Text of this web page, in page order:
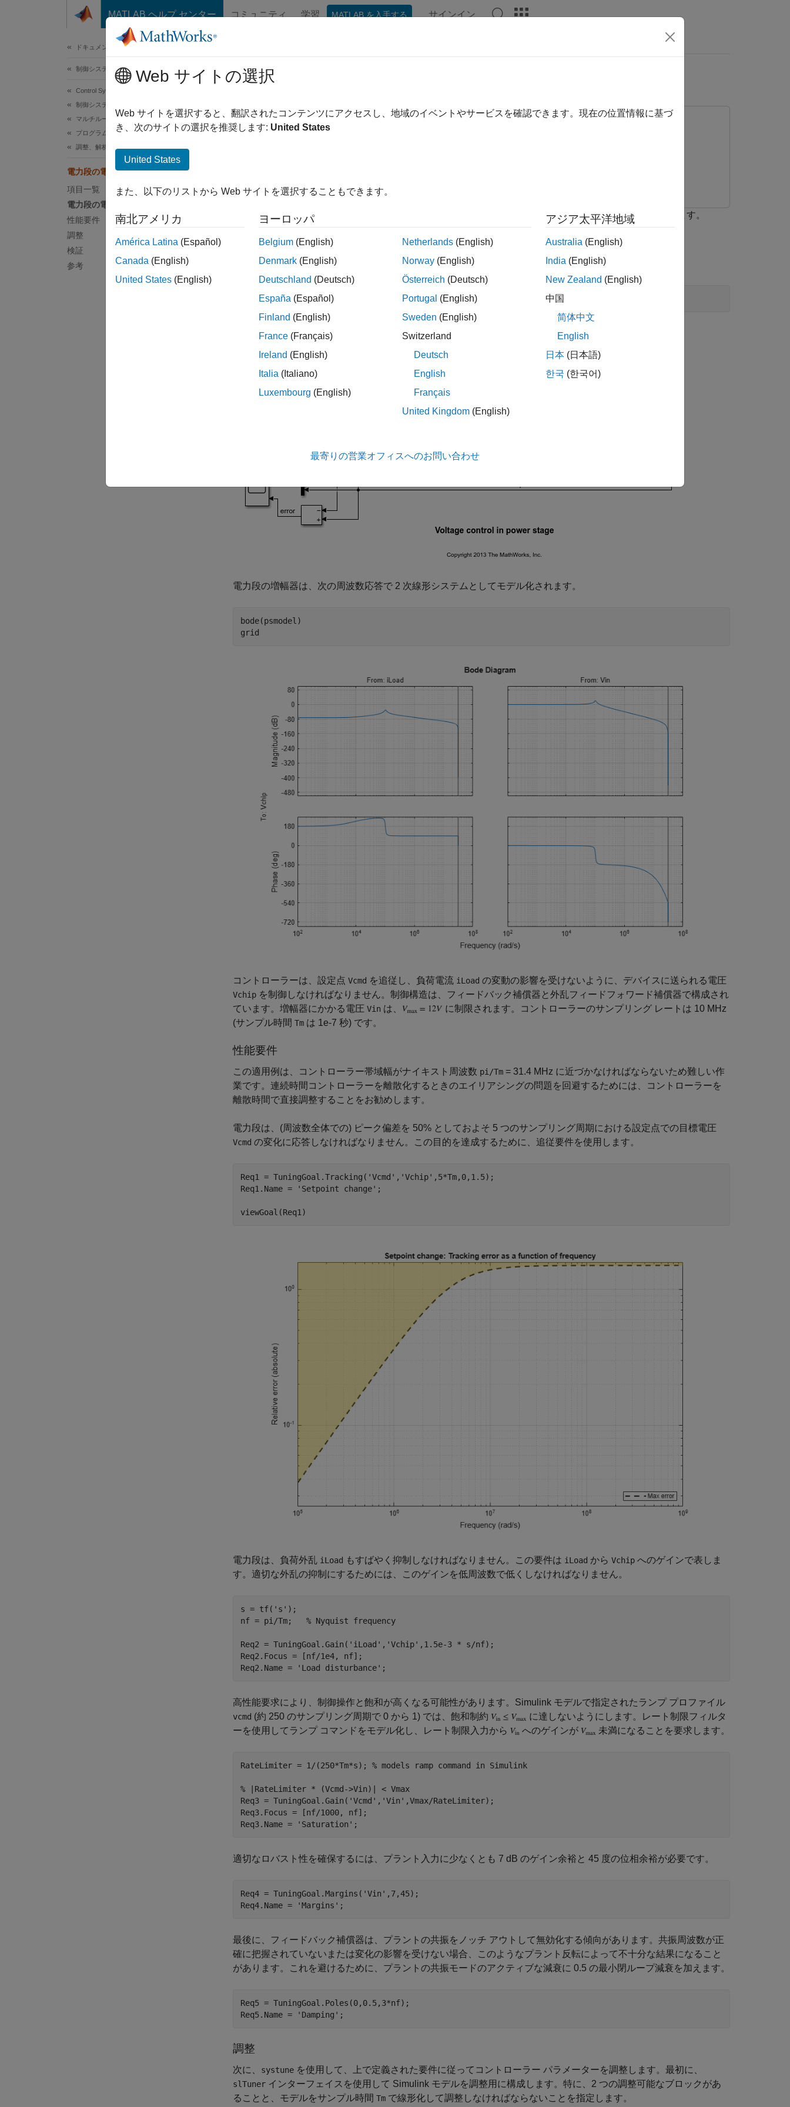
コンテンツへスキップ
MATLAB ヘルプ センター コミュニティ 学習 MATLAB を入手する サインイン
ドキュメンテーションのホーム
制御システム
Control System Toolbox
制御システムの設計と調整
マルチループの多目的調整
プログラムによる調整
調整、解析、検証
電力段の電圧のデジタル制御
項目一覧
電力段の電圧制御
性能要件
調整
検証
参考
電力段の電圧のデジタル制御
この例では次を使用します。
この例では、サンプリング周波数に近い帯域幅で高性能デジタル コントローラーを調整する方法を説明します。
電力段の電圧制御
Simulink® を使用して、電子デバイスの電力段の電圧コントローラーをモデル化します。
open_system('rct_powerstage'
電力段の増幅器は、次の周波数応答で 2 次線形システムとしてモデル化されます。
bode(psmodel)
コントローラーは、設定点 Vcmd を追従し、負荷電流 iLoad の変動の影響を受けないように、デバイスに送られる電圧
Vchip を制御しなければなりません。制御構造は、フィードバック補償器と外乱フィードフォワード補償器で構成され
ています。増幅器にかかる電圧 Vin は、
に制限されます。コントローラーのサンプリング レートは 10 MHz
(サンプル時間 Tm は 1e-7 秒) です。
性能要件
この適用例は、コントローラー帯域幅がナイキスト周波数 pi/Tm = 31.4 MHz に近づかなければならないため難しい作
業です。連続時間コントローラーを離散化するときのエイリアシングの問題を回避するためには、コントローラーを
離散時間で直接調整することをお勧めします。
電力段は、(周波数全体での) ピーク偏差を 50% としておよそ 5 つのサンプリング周期における設定点での目標電圧
Vcmd の変化に応答しなければなりません。この目的を達成するために、追従要件を使用します。
Req1 = TuningGoal.Tracking( 'Vcmd' , 'Vchip' ,5*Tm,0,1.5);
Req1.Name =
'Setpoint change' ;
電力段は、負荷外乱 iLoad もすばやく抑制しなければなりません。この要件は iLoad から Vchip へのゲインで表しま
す。適切な外乱の抑制にするためには、このゲインを低周波数で低くしなければなりません。
s = tf( 's' );
nf = pi/Tm; % Nyquist frequency
Req2 = TuningGoal.Gain( 'iLoad' , 'Vchip' ,1.5e-3 * s/nf);
Req2.Focus = [nf/1e4, nf];
Req2.Name =
'Load disturbance'
高性能要求により、制御操作と飽和が高くなる可能性があります。Simulink モデルで指定されたランプ プロファイル
vcmd (約 250 のサンプリング周期で 0 から 1) では、飽和制約
に達しないようにします。レート制限フィルタ
ーを使用してランプ コマンドをモデル化し、レート制限入力から
へのゲインが 未満になることを要求します。
RateLimiter = 1/(250*Tm*s); % models ramp command in Simulink
% |RateLimiter * (Vcmd->Vin)| < Vmax
Req3 = TuningGoal.Gain( 'Vcmd' , 'Vin' ,Vmax/RateLimiter);
Req3.Focus = [nf/1000, nf];
Req3.Name =
'Saturation'
適切なロバスト性を確保するには、プラント入力に少なくとも 7 dB のゲイン余裕と 45 度の位相余裕が必要です。
Req4 = TuningGoal.Margins( 'Vin' ,7,45);
Req4.Name =
'Margins'
最後に、フィードバック補償器は、プラントの共振をノッチ アウトして無効化する傾向があります。共振周波数が正
確に把握されていないまたは変化の影響を受けない場合、このようなプラント反転によって不十分な結果になること
があります。これを避けるために、プラントの共振モードのアクティブな減衰に 0.5 の最小閉ループ減衰を加えます。
Req5 = TuningGoal.Poles(0,0.5,3*nf);
Req5.Name =
'Damping'
調整
次に、 systune を使用して、上で定義された要件に従ってコントローラー パラメーターを調整します。最初に、
slTuner インターフェイスを使用して Simulink モデルを調整用に構成します。特に、2 つの調整可能なブロックがあ
ることと、モデルをサンプル時間 Tm で線形化して調整しなければならないことを指定します。
Web サイトの選択
Web サイトを選択すると、翻訳されたコンテンツにアクセスし、地域のイベントやサービスを確認できます。現在の位置情報に基づ
き、次のサイトの選択を推奨します: United States
United States
また、以下のリストから Web サイトを選択することもできます。
南北アメリカ
América Latina (Español)
Canada (English)
United States (English)
ヨーロッパ
Belgium (English)
Denmark (English)
Deutschland (Deutsch)
España (Español)
Finland (English)
France (Français)
Ireland (English)
Italia (Italiano)
Luxembourg (English)
Netherlands (English)
Norway (English)
Österreich (Deutsch)
Portugal (English)
Sweden (English)
Switzerland
Deutsch
English
Français
United Kingdom (English)
アジア太平洋地域
Australia (English)
India (English)
New Zealand (English)
中国
简体中文
English
日本 (日本語)
한국 (한국어)
最寄りの営業オフィスへのお問い合わせ